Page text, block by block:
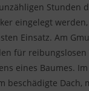
Stunden
eingelegt
Einsatz. Am
für reibungslosen
eines Baumes.
beschädigte Dach,